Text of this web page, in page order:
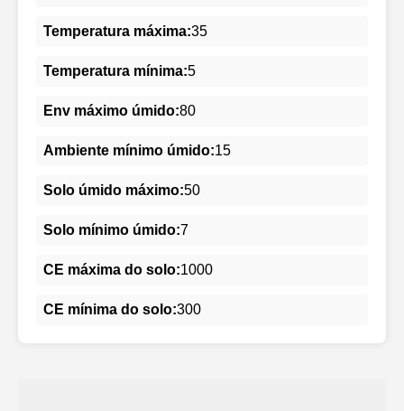
Temperatura máxima:35
Temperatura mínima:5
Env máximo úmido:80
Ambiente mínimo úmido:15
Solo úmido máximo:50
Solo mínimo úmido:7
CE máxima do solo:1000
CE mínima do solo:300